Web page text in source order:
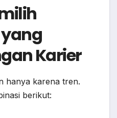
Karier
hanya karena tren.
berikut: